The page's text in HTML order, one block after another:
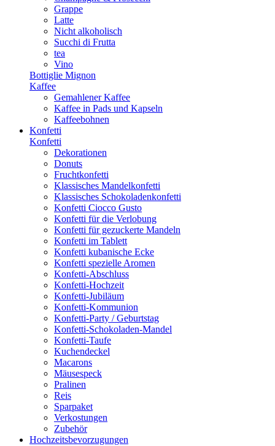
Grappe
Latte
Nicht alkoholisch
Succhi di Frutta
tea
Vino
Bottiglie Mignon
Kaffee
Gemahlener Kaffee
Kaffee in Pads und Kapseln
Kaffeebohnen
Konfetti
Konfetti
Dekorationen
Donuts
Fruchtkonfetti
Klassisches Mandelkonfetti
Klassisches Schokoladenkonfetti
Konfetti Ciocco Gusto
Konfetti für die Verlobung
Konfetti für gezuckerte Mandeln
Konfetti im Tablett
Konfetti kubanische Ecke
Konfetti spezielle Aromen
Konfetti-Abschluss
Konfetti-Hochzeit
Konfetti-Jubiläum
Konfetti-Kommunion
Konfetti-Party / Geburtstag
Konfetti-Schokoladen-Mandel
Konfetti-Taufe
Kuchendeckel
Macarons
Mäusespeck
Pralinen
Reis
Sparpaket
Verkostungen
Zubehör
Hochzeitsbevorzugungen